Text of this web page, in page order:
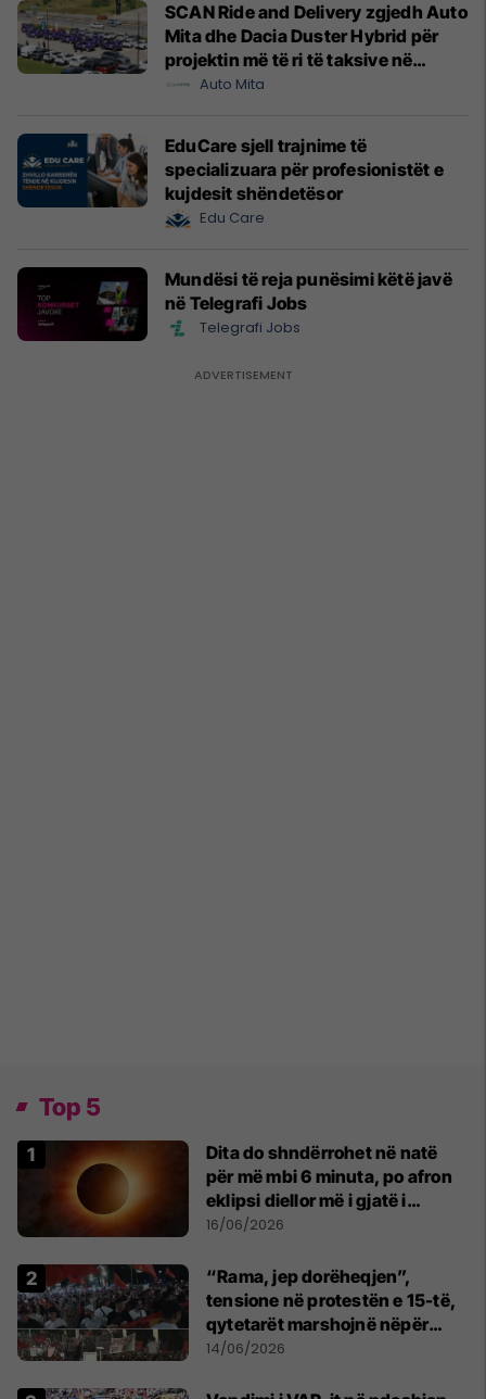
SCAN Ride and Delivery zgjedh Auto
Mita dhe Dacia Duster Hybrid për
projektin më të ri të taksive në
Prishtinë
Auto Mita
EduCare sjell trajnime të
specializuara për profesionistët e
kujdesit shëndetësor
Edu Care
Mundësi të reja punësimi këtë javë
në Telegrafi Jobs
Telegrafi Jobs
Top 5
Dita do shndërrohet në natë
për më mbi 6 minuta, po afron
eklipsi diellor më i gjatë i
shekullit të 21-të
16/06/2026
“Rama, jep dorëheqjen”,
tensione në protestën e 15-të,
qytetarët marshojnë nëpër
kryeqytet
14/06/2026